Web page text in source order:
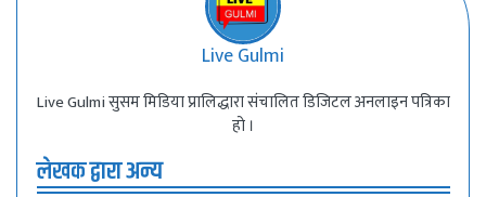
Live Gulmi
Live Gulmi सुसम मिडिया प्रालिद्धारा संचालित डिजिटल अनलाइन पत्रिका
हो ।
लेखक द्वारा अन्य